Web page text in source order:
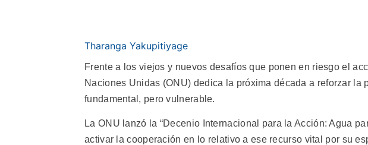
Tharanga Yakupitiyage
Frente a los viejos y nuevos desafíos que ponen en riesgo el
Naciones Unidas (ONU) dedica la próxima década a reforzar la
fundamental, pero vulnerable.
La ONU lanzó la “Decenio Internacional para la Acción: Agua
activar la cooperación en lo relativo a ese recurso vital por su